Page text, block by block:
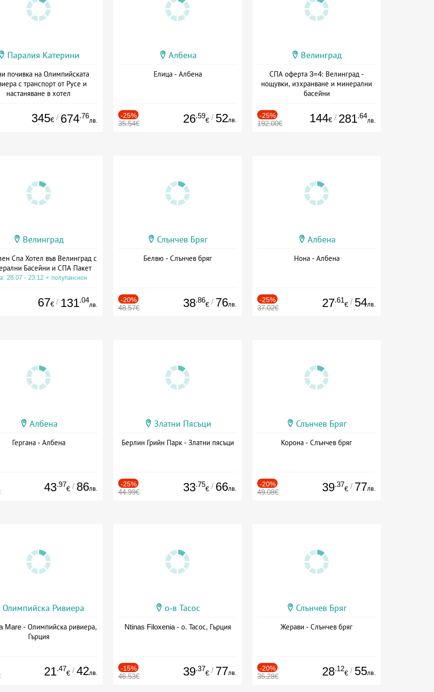
Паралия Катерини
почивка на Олимпийската
с транспорт от Русе и
настаняване в хотел
345€ / 674.76
лв.
Албена
Елица - Албена
-25%
35.54€ 26.59
€ / 52лв.
Велинград
СПА оферта 3=4: Велинград -
нощувки, изхранване и минерални
басейни
-25%
192.00€ 144€ / 281.64
лв.
Велинград
Спа Хотел във Велинград с
Басейни и СПА Пакет
28.07 - 23.12 + полупансион
67€ / 131.04
лв.
Слънчев Бряг
Белвю - Слънчев бряг
-20%
48.57€ 38.86
€ / 76лв.
Албена
Нона - Албена
-25%
37.02€ 27.61
€ / 54лв.
Албена
Гергана - Албена
43.97
€ / 86лв.
Златни Пясъци
Берлин Грийн Парк - Златни пясъци
-25%
44.99€ 33.75
€ / 66лв.
Слънчев Бряг
Корона - Слънчев бряг
-20%
49.08€ 39.37
€ / 77лв.
Олимпийска Ривиера
Mare - Олимпийска ривиера,
Гърция
21.47
€ / 42лв.
о-в Тасос
Ntinas Filoxenia - о. Тасос, Гърция
-15%
46.53€ 39.37
€ / 77лв.
Слънчев Бряг
Жерави - Слънчев бряг
-20%
35.28€ 28.12
€ / 55лв.